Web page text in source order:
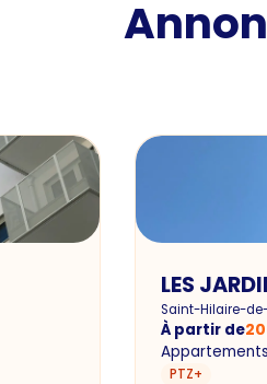
LES
Saint-Hilaire-
À partir de
PTZ+